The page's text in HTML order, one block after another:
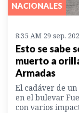
NACIONALES
8:35 AM 29 sep.
Esto se sabe
muerto a
Armadas
El cadáver de
en el bulevar
con varios